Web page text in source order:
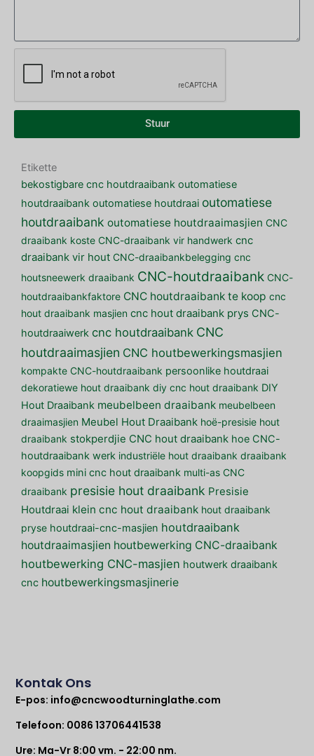
Stuur
Etikette
bekostigbare cnc houtdraaibank outomatiese
houtdraaibank outomatiese houtdraai outomatiese
houtdraaibank outomatiese houtdraaimasjien CNC
draaibank koste CNC-draaibank vir handwerk cnc
draaibank vir hout CNC-draaibankbelegging cnc
houtsneewerk draaibank CNC-houtdraaibank CNC-
houtdraaibankfaktore CNC houtdraaibank te koop cnc
hout draaibank masjien cnc hout draaibank prys CNC-
houtdraaiwerk cnc houtdraaibank CNC
houtdraaimasjien CNC houtbewerkingsmasjien
kompakte CNC-houtdraaibank persoonlike houtdraai
dekoratiewe hout draaibank diy cnc hout draaibank DIY
Hout Draaibank meubelbeen draaibank meubelbeen
draaimasjien Meubel Hout Draaibank hoë-presisie hout
draaibank stokperdjie CNC hout draaibank hoe CNC-
houtdraaibank werk industriële hout draaibank draaibank
koopgids mini cnc hout draaibank multi-as CNC
draaibank presisie hout draaibank Presisie
Houtdraai klein cnc hout draaibank hout draaibank
pryse houtdraai-cnc-masjien houtdraaibank
houtdraaimasjien houtbewerking CNC-draaibank
houtbewerking CNC-masjien houtwerk draaibank
cnc houtbewerkingsmasjinerie
Kontak Ons
E-pos: info@cncwoodturninglathe.com
Telefoon: 0086 13706441538
Ure: Ma-Vr 8:00 vm. - 22:00 nm.